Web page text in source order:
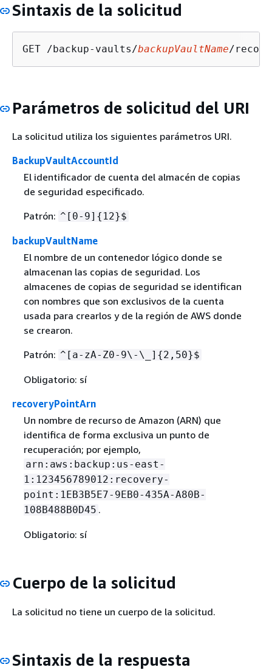
Sintaxis de la solicitud
GET /backup-vaults/backupVaultName/
Parámetros de solicitud del URI
La solicitud utiliza los siguientes parámetros URI.
BackupVaultAccountId
El identificador de cuenta del almacén de copias
de seguridad especificado.
Patrón: ^[0-9] { 12}$
backupVaultName
El nombre de un contenedor lógico donde se
almacenan las copias de seguridad. Los
almacenes de copias de seguridad se identifican
con nombres que son exclusivos de la cuenta
usada para crearlos y de la región de AWS donde
se crearon.
Patrón: ^[a-zA-Z0-9\-\_] {2,50}$
Obligatorio: sí
recoveryPointArn
Un nombre de recurso de Amazon (ARN) que
identifica de forma exclusiva un punto de
recuperación; por ejemplo,
arn:aws:backup:us-east-
1:123456789012:recovery-
point:1EB3B5E7-9EB0-435A-A80B-
108B488B0D45 .
Obligatorio: sí
Cuerpo de la solicitud
La solicitud no tiene un cuerpo de la solicitud.
Sintaxis de la respuesta